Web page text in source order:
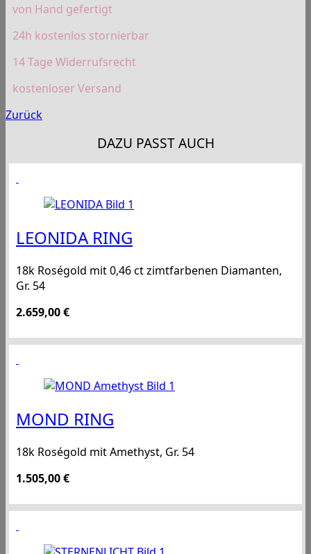
von Hand gefertigt
24h kostenlos stornierbar
14 Tage Widerrufsrecht
kostenloser Versand
Zurück
DAZU PASST AUCH
LEONIDA RING
18k Roségold mit 0,46 ct zimtfarbenen Diamanten,
Gr. 54
2.659,00€
MOND RING
18k Roségold mit Amethyst, Gr. 54
1.505,00€